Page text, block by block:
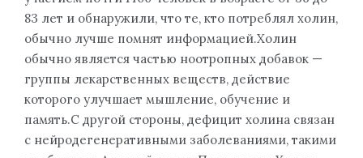
83 лет и обнаружили, что те, кто потреблял холин,
обычно лучше помнят информацией.Холин
обычно является частью ноотропных добавок —
группы лекарственных веществ, действие
которого улучшает мышление, обучение и
память.С другой стороны, дефицит холина связан
с нейродегенеративными заболеваниями, такими